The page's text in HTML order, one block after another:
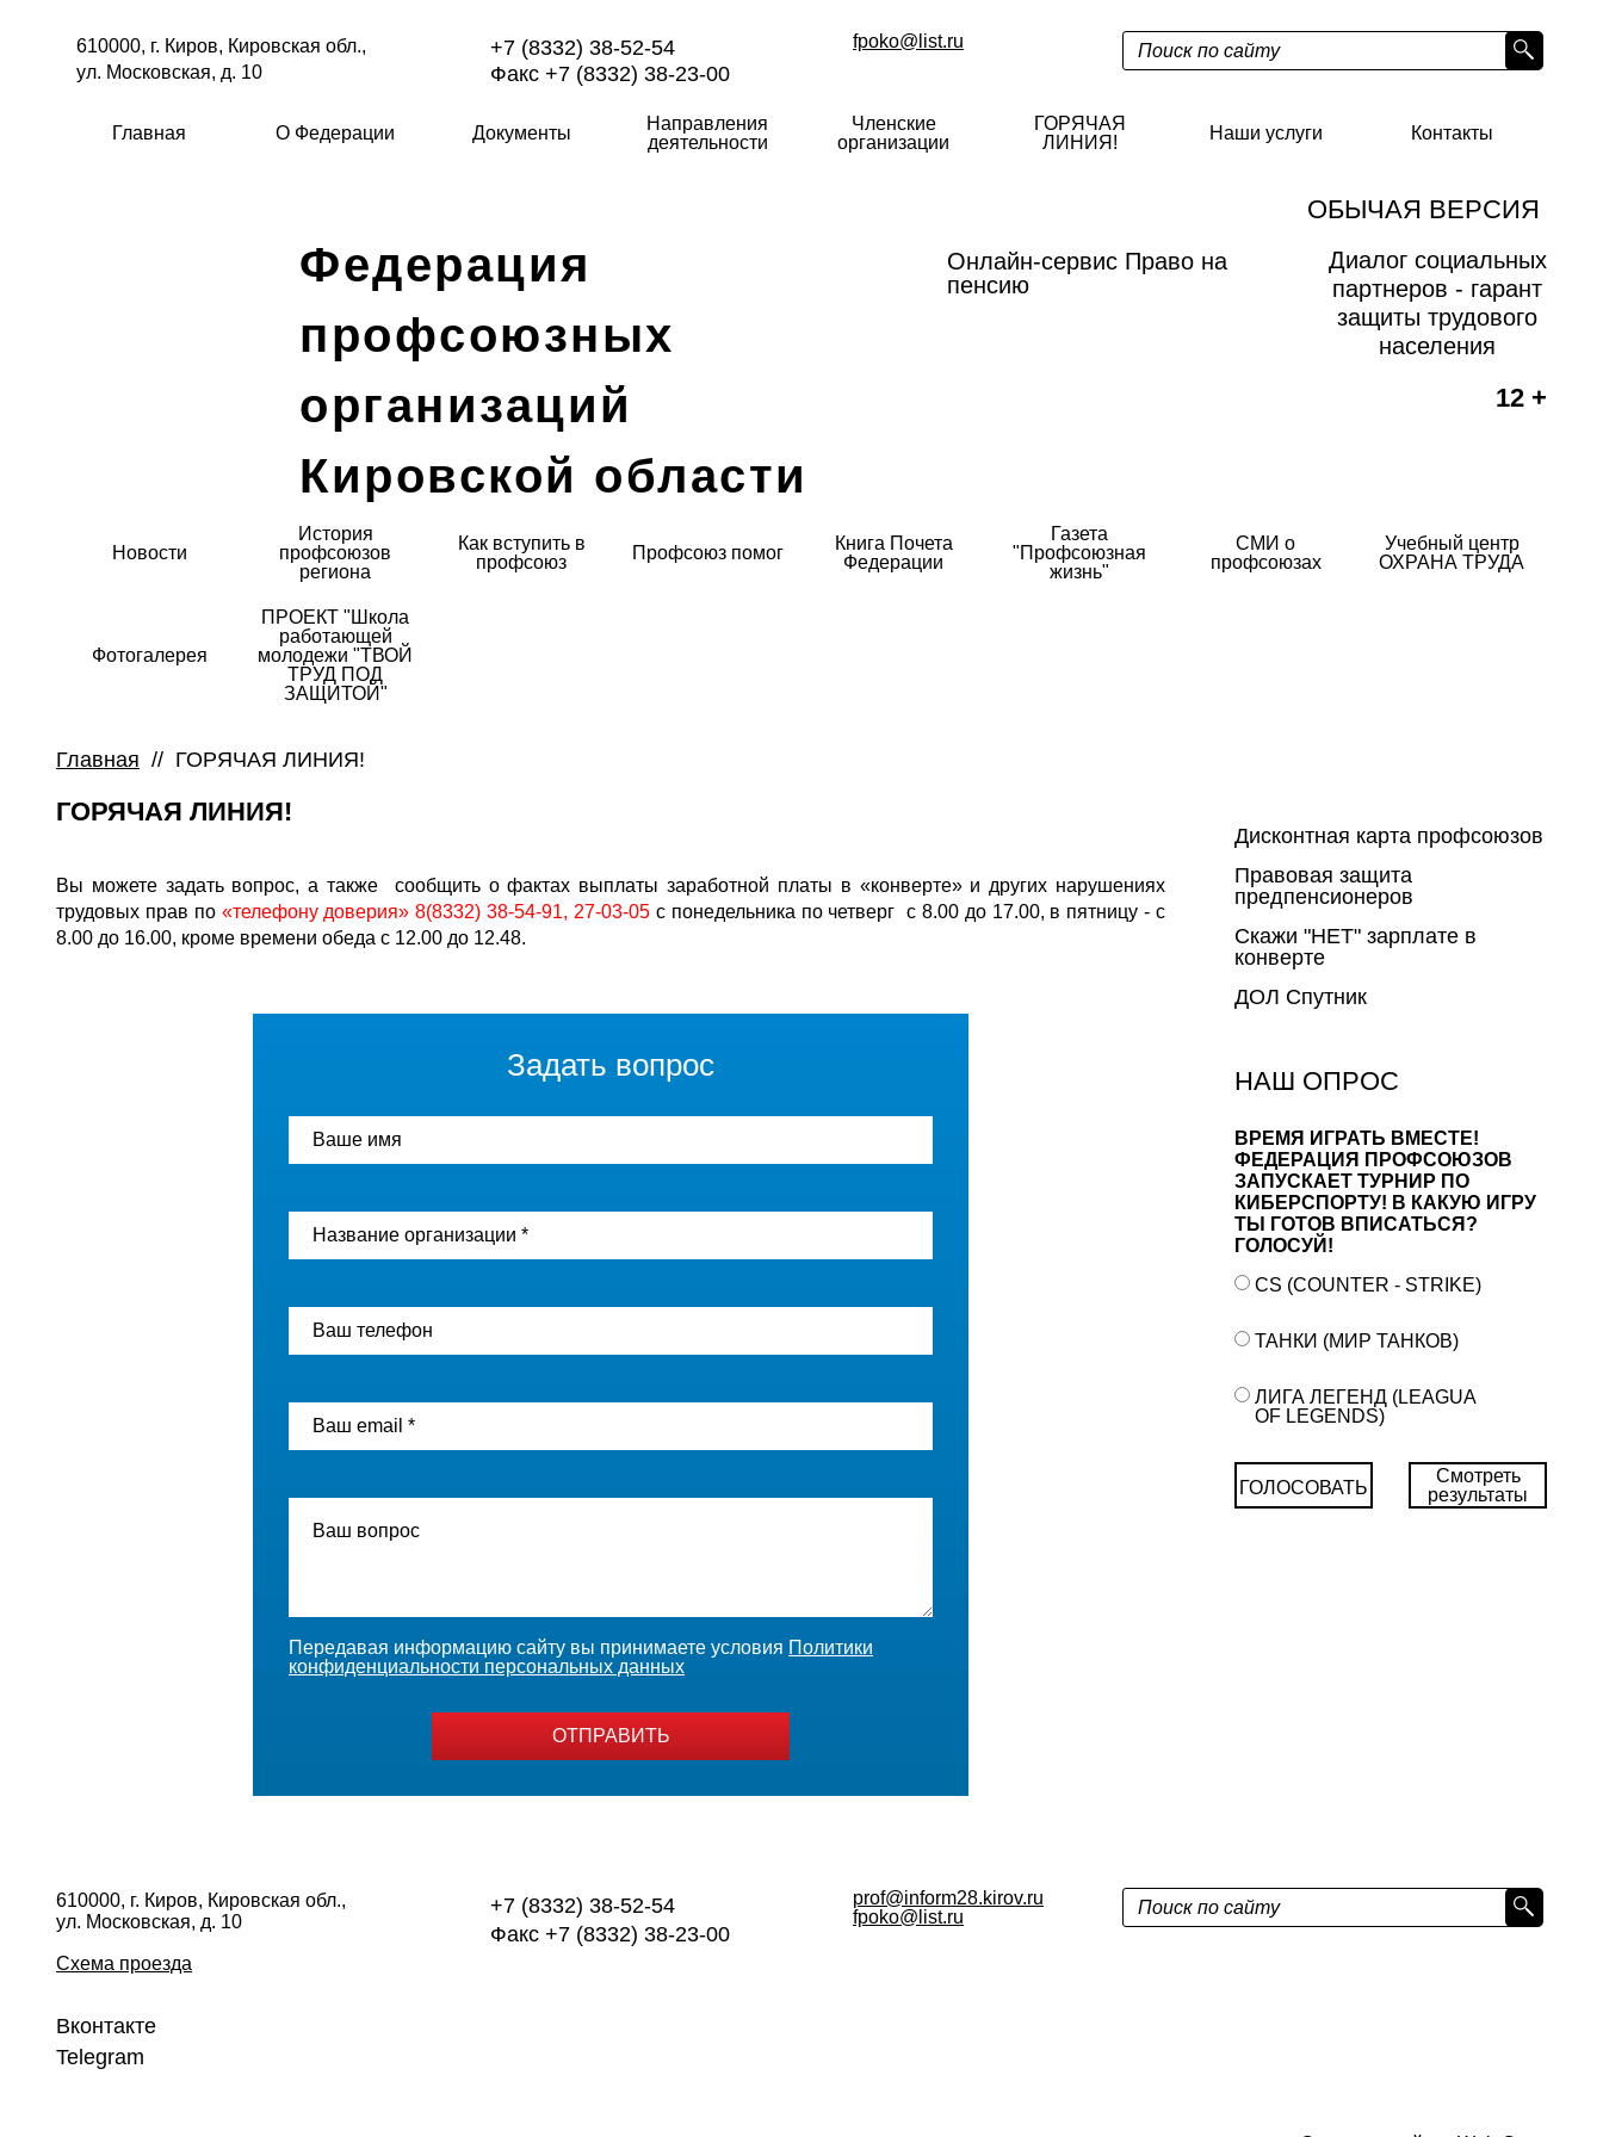
610000, г. Киров, Кировская обл.,
ул. Московская, д. 10
+7 (8332) 38-52-54
Факс +7 (8332) 38-23-00
fpoko@list.ru
Главная О Федерации Документы
Направления
деятельности
Членские
организации
ГОРЯЧАЯ
ЛИНИЯ!
Наши услуги Контакты
ОБЫЧАЯ ВЕРСИЯ
Федерация
профсоюзных
организаций
Кировской области
Онлайн-сервис Право на
пенсию
Диалог социальных
партнеров - гарант
защиты трудового
населения
12 +
Новости
История
профсоюзов
региона
Как вступить в
профсоюз
Профсоюз помог
Книга Почета
Федерации
Газета
"Профсоюзная
жизнь"
СМИ о
профсоюзах
Учебный центр
ОХРАНА ТРУДА
Фотогалерея
ПРОЕКТ "Школа
работающей
молодежи "ТВОЙ
ТРУД ПОД
ЗАЩИТОЙ"
Главная // ГОРЯЧАЯ ЛИНИЯ!
ГОРЯЧАЯ ЛИНИЯ!
Вы можете задать вопрос, а также сообщить о фактах выплаты заработной платы в «конверте» и других нарушениях
трудовых прав по «телефону доверия» 8(8332) 38-54-91, 27-03-05с понедельника по четверг с 8.00 до 17.00, в пятницу - с
8.00 до 16.00, кроме времени обеда с 12.00 до 12.48.
Задать вопрос
Передавая информацию сайту вы принимаете условия Политики
конфиденциальности персональных данных
ОТПРАВИТЬ
Дисконтная карта профсоюзов
Правовая защита
предпенсионеров
Скажи "НЕТ" зарплате в
конверте
ДОЛ Спутник
НАШ ОПРОС
ВРЕМЯ ИГРАТЬ ВМЕСТЕ!
ФЕДЕРАЦИЯ ПРОФСОЮЗОВ
ЗАПУСКАЕТ ТУРНИР ПО
КИБЕРСПОРТУ! В КАКУЮ ИГРУ
ТЫ ГОТОВ ВПИСАТЬСЯ?
ГОЛОСУЙ!
CS (COUNTER - STRIKE)
ТАНКИ (МИР ТАНКОВ)
ЛИГА ЛЕГЕНД (LEAGUA
OF LEGENDS)
ГОЛОСОВАТЬ
Смотреть
результаты
610000, г. Киров, Кировская обл.,
ул. Московская, д. 10
Схема проезда
Вконтакте
Telegram
+7 (8332) 38-52-54
Факс +7 (8332) 38-23-00
prof@inform28.kirov.ru
fpoko@list.ru